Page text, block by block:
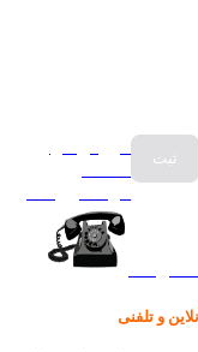
فروش انواع
و تلفنی